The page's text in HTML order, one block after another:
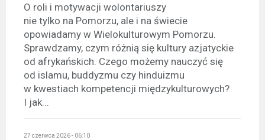
O roli i motywacji wolontariuszy
nie tylko na Pomorzu, ale i na świecie
opowiadamy w Wielokulturowym Pomorzu.
Sprawdzamy, czym różnią się kultury azjatyckie
od afrykańskich. Czego możemy nauczyć się
od islamu, buddyzmu czy hinduizmu
w kwestiach kompetencji międzykulturowych?
I jak...
27 czerwca 2026 - 06:10